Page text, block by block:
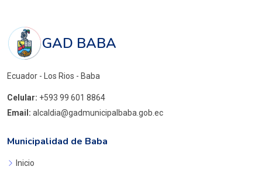
GAD BABA
Ecuador - Los Rios - Baba
Celular: +593 99 601 8864
Email: alcaldia@gadmunicipalbaba.gob.ec
Municipalidad de Baba
Inicio